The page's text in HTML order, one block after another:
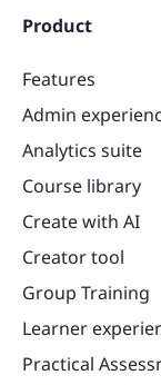
Product
Features
Admin
Analytics suite
Course library
Create with AI
Creator tool
Group Training
Learner
Practical